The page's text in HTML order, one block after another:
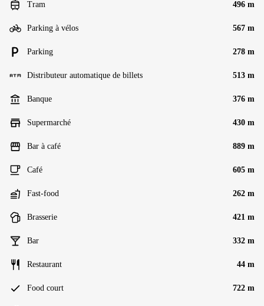
Tram 496 m
Parking à vélos 567 m
Parking 278 m
Distributeur automatique de billets 513 m
Banque 376 m
Supermarché 430 m
Bar à café 889 m
Café 605 m
Fast-food 262 m
Brasserie 421 m
Bar 332 m
Restaurant 44 m
Food court 722 m